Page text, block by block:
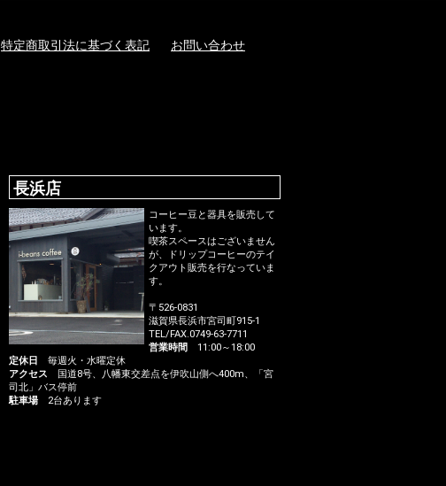
特定商取引法に基づく表記 お問い合わせ
長浜店
コーヒー豆と器具を販売して
います。
喫茶スペースはございません
が、ドリップコーヒーのテイ
クアウト販売を行なっていま
す。
〒526-0831
滋賀県長浜市宮司町915-1
TEL/FAX.0749-63-7711
営業時間 11:00～18:00
定休日 毎週火・水曜定休
アクセス 国道8号、八幡東交差点を伊吹山側へ400m、「宮
司北」バス停前
駐車場2台あります